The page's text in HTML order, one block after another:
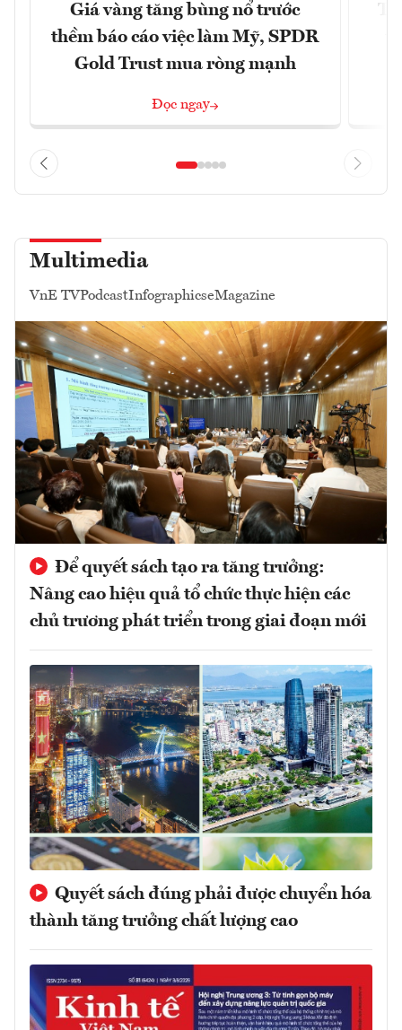
Giá vàng tăng bùng nổ trước
thềm báo cáo việc làm Mỹ, SPDR
Gold Trust mua ròng mạnh
Đọc ngay
Multimedia
VnE TVPodcastInfographicseMagazine
Để quyết sách tạo ra tăng trưởng:
Nâng cao hiệu quả tổ chức thực hiện các
chủ trương phát triển trong giai đoạn mới
Quyết sách đúng phải được chuyển hóa
thành tăng trưởng chất lượng cao